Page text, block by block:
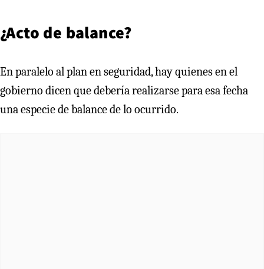
¿Acto de balance?
En paralelo al plan en seguridad, hay quienes en el
gobierno dicen que debería realizarse para esa fecha
una especie de balance de lo ocurrido.